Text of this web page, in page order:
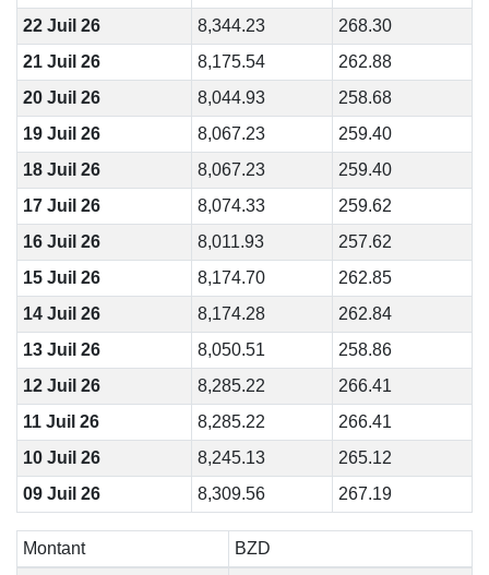
22 Juil 26
8,344.23
268.30
21 Juil 26
8,175.54
262.88
20 Juil 26
8,044.93
258.68
19 Juil 26
8,067.23
259.40
18 Juil 26
8,067.23
259.40
17 Juil 26
8,074.33
259.62
16 Juil 26
8,011.93
257.62
15 Juil 26
8,174.70
262.85
14 Juil 26
8,174.28
262.84
13 Juil 26
8,050.51
258.86
12 Juil 26
8,285.22
266.41
11 Juil 26
8,285.22
266.41
10 Juil 26
8,245.13
265.12
09 Juil 26
8,309.56 267.19
Montant
BZD